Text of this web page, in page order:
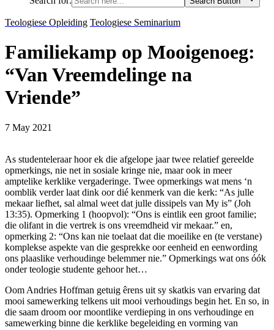
Teologiese Opleiding Teologiese Seminarium
Familiekamp op Mooigenoeg:
“Van Vreemdelinge na
Vriende”
7 May 2021
As studenteleraar hoor ek die afgelope jaar twee relatief gereelde
opmerkings, nie net in sosiale kringe nie, maar ook in meer
amptelike kerklike vergaderinge. Twee opmerkings wat mens ‘n
oomblik verder laat dink oor dié kenmerk van die kerk: “As julle
mekaar liefhet, sal almal weet dat julle dissipels van My is” (Joh
13:35). Opmerking 1 (hoopvol): “Ons is eintlik een groot familie;
die olifant in die vertrek is ons vreemdheid vir mekaar.” en,
opmerking 2: “Ons kan nie toelaat dat die moeilike en (te verstane)
komplekse aspekte van die gesprekke oor eenheid en eenwording
ons plaaslike verhoudinge belemmer nie.” Opmerkings wat ons óók
onder teologie studente gehoor het…
Oom Andries Hoffman getuig êrens uit sy skatkis van ervaring dat
mooi samewerking telkens uit mooi verhoudings begin het. En so, in
die saam droom oor moontlike verdieping in ons verhoudinge en
samewerking binne die kerklike begeleiding en vorming van